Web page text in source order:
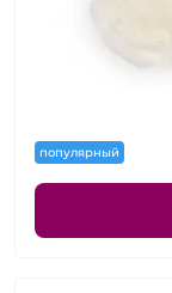
популярный